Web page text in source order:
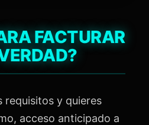
FACTURAR
requisitos y quieres
acceso anticipado a